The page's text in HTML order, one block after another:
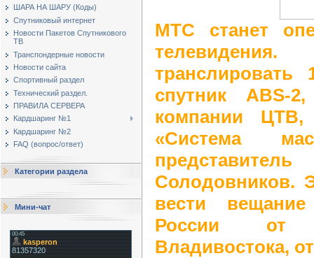
ШАРА НА ШАРУ (Коды)
Спутниковый интернет
Новости Пакетов Спутникового
ТВ
Транспондерные новости
Новости сайта
Спортивный раздел
Технический раздел.
ПРАВИЛА СЕРВЕРА
Кардшаринг №1
Кардшаринг №2
FAQ (вопрос/ответ)
Категории раздела
Мини-чат
МТС станет
транслировать
спутник ABS-
компании
«Система
Солодовников.
вести
России от
Владивостока,